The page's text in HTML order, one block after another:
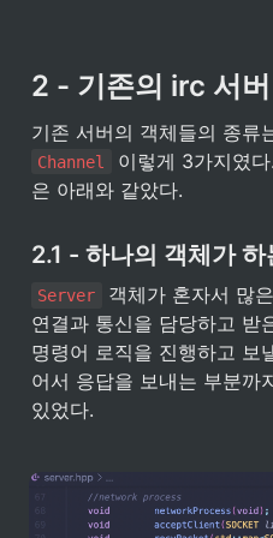
2 - 기존의 irc 서
기존 서버의 객체들의 종류
Channel
이렇게 3가지였
은 아래와 같았다.
2.1 - 하나의 객체가
Server
객체가 혼자서 많
연결과 통신을 담당하고 받
명령어 로직을 진행하고 보
어서 응답을 보내는 부분까
있었다.